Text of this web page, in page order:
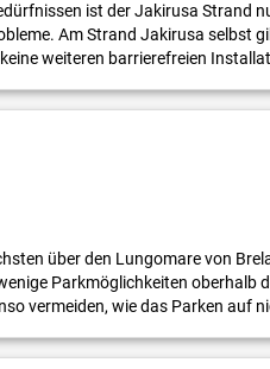
ist der Jakirusa Strand
Am Strand Jakirusa selbst
weiteren barrierefreien
über den Lungomare von
Parkmöglichkeiten
vermeiden, wie das Parken